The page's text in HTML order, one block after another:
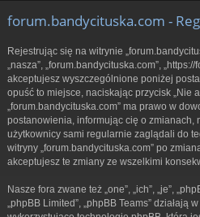
forum.bandycituska.com -
Rejestrując się na witrynie
„nasza”, „forum.bandycituska.com”,
akceptujesz wyszczególnione poniżej
opuść to miejsce, naciskając przycisk „Nie
„forum.bandycituska.com” ma prawo w
postanowienia, informując cię o zmianach,
użytkownicy sami regularnie zaglądali do
witryny „forum.bandycituska.com” po
akceptujesz te zmiany ze wszelkimi
Nasze fora zwane też „one”, „ich”, „je”,
„phpBB Limited”, „phpBB Teams” działają